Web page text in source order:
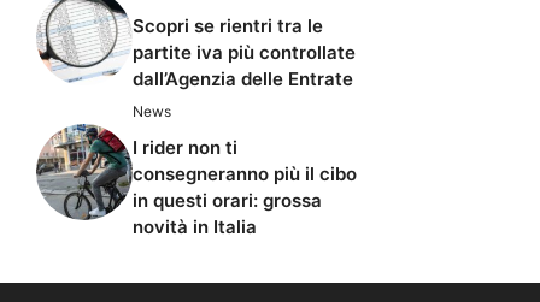
Scopri se rientri tra le
partite iva più controllate
dall’Agenzia delle Entrate
News
I rider non ti
consegneranno più il cibo
in questi orari: grossa
novità in Italia